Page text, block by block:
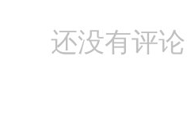
还没有评